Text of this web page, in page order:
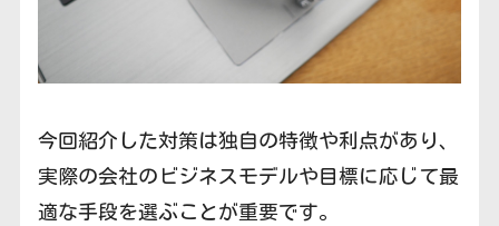
今回紹介した対策は独自の特徴や利点があり、
実際の会社のビジネスモデルや目標に応じて最
適な手段を選ぶことが重要です。